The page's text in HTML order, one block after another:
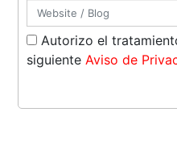
Autorizo el
siguiente Aviso de